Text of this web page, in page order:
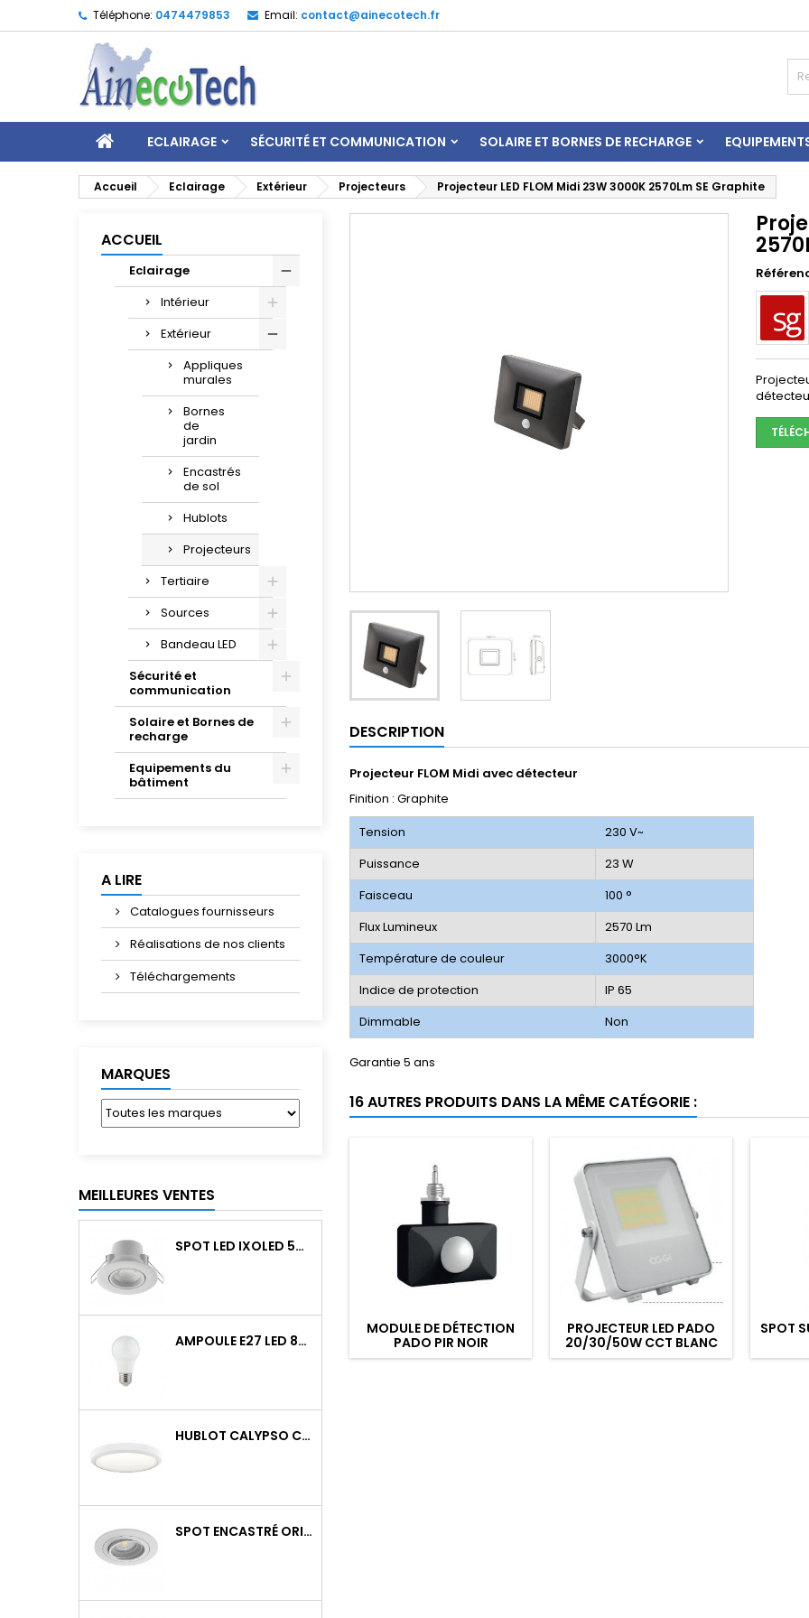
Téléphone: 0474479853 Email: contact@ainecotech.fr
ECLAIRAGE SÉCURITÉ ET COMMUNICATION SOLAIRE ET BORNES DE RECHARGE
Accueil Eclairage Extérieur Projecteurs Projecteur LED FLOM Midi 23W 3000K 2570Lm SE Graphite
ACCUEIL
Eclairage
Intérieur
Extérieur
Appliques
murales
Bornes
de
jardin
Encastrés
de sol
Hublots
Projecteurs
Tertiaire
Sources
Bandeau LED
Sécurité et
communication
Solaire et Bornes de
recharge
Equipements du
bâtiment
A LIRE
Catalogues fournisseurs
Réalisations de nos clients
Téléchargements
MARQUES
MEILLEURES VENTES
SPOT LED IXOLED 5W ORIENTABLE CCT DIMMABLE 600LM IP65 BLANC BBC
AMPOULE E27 LED 8W RAPID PRO V2 4000K 810LM
HUBLOT CALYPSO CCT 9-18W 2000LM ON/OFF IK10 BLANC
SPOT ENCASTRÉ ORIENTABLE WATTO GU10 AUTO BLANC
DESCRIPTION
Projecteur FLOM Midi avec détecteur
Finition : Graphite
Tension
230 V~
Puissance
23 W
Faisceau
100 °
Flux Lumineux
2570 Lm
Température de couleur
3000°K
Indice de protection
IP 65
Dimmable
Non
Garantie 5 ans
16 AUTRES PRODUITS DANS LA MÊME CATÉGORIE :
MODULE DE DÉTECTION
PADO PIR NOIR
PROJECTEUR LED PADO
20/30/50W CCT BLANC
SPOT